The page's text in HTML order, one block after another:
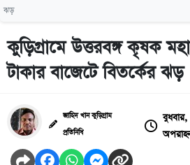
ঝড়
কুড়িগ্রামে উত্তরবঙ্গ কৃষক
টাকার বাজেটে বিতর্কের ঝড়
জাহিদ খান কুড়িগ্রাম
প্রতিনিধি
অপরাহ্ন